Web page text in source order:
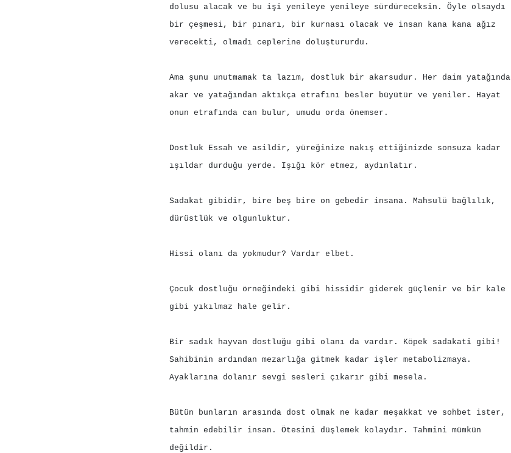
dolusu alacak ve bu işi yenileye yenileye sürdüreceksin. Öyle olsaydı
bir çeşmesi, bir pınarı, bir kurnası olacak ve insan kana kana ağız
verecekti, olmadı ceplerine doluştururdu.
Ama şunu unutmamak ta lazım, dostluk bir akarsudur. Her daim yatağında
akar ve yatağından aktıkça etrafını besler büyütür ve yeniler. Hayat
onun etrafında can bulur, umudu orda önemser.
Dostluk Essah ve asildir, yüreğinize nakış ettiğinizde sonsuza kadar
ışıldar durduğu yerde. Işığı kör etmez, aydınlatır.
Sadakat gibidir, bire beş bire on gebedir insana. Mahsulü bağlılık,
dürüstlük ve olgunluktur.
Hissi olanı da yokmudur? Vardır elbet.
Çocuk dostluğu örneğindeki gibi hissidir giderek güçlenir ve bir kale
gibi yıkılmaz hale gelir.
Bir sadık hayvan dostluğu gibi olanı da vardır. Köpek sadakati gibi!
Sahibinin ardından mezarlığa gitmek kadar işler metabolizmaya.
Ayaklarına dolanır sevgi sesleri çıkarır gibi mesela.
Bütün bunların arasında dost olmak ne kadar meşakkat ve sohbet ister,
tahmin edebilir insan. Ötesini düşlemek kolaydır. Tahmini mümkün
değildir.